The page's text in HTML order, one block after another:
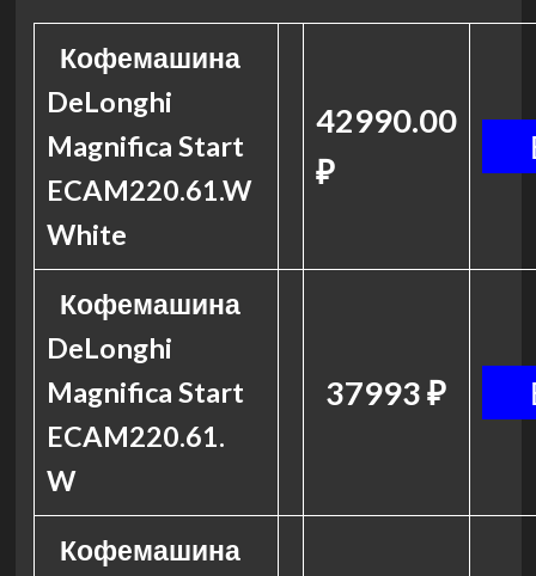
Кофемашина
DeLonghi
Magnifica Start
ECAM220.61.W
White
42990.00
₽
Кофемашина
DeLonghi
Magnifica Start
ECAM220.61.
W
37993 ₽
Кофемашина